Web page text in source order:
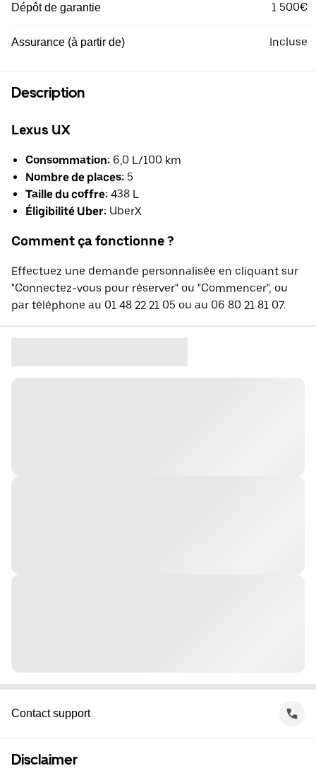
Dépôt de garantie 1 500€
Assurance (à partir de) Incluse
Description
Lexus UX
Consommation: 6,0 L/100 km
Nombre de places: 5
Taille du coffre: 438 L
Éligibilité Uber: UberX
Comment ça fonctionne ?
Effectuez une demande personnalisée en cliquant sur
"Connectez-vous pour réserver" ou "Commencer", ou
par téléphone au 01 48 22 21 05 ou au 06 80 21 81 07.
Contact support
Disclaimer